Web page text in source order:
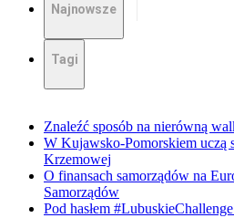
Najnowsze
Tagi
Znaleźć sposób na nierówną
W Kujawsko-Pomorskiem uczą
Krzemowej
O finansach samorządów na
Samorządów
Pod hasłem